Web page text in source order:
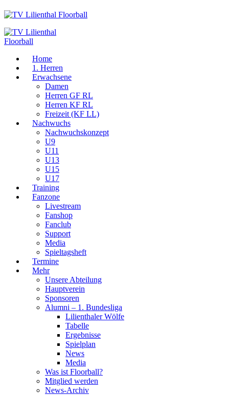
Home
1. Herren
Erwachsene
Damen
Herren GF RL
Herren KF RL
Freizeit (KF LL)
Nachwuchs
Nachwuchskonzept
U9
U11
U13
U15
U17
Training
Fanzone
Livestream
Fanshop
Fanclub
Support
Media
Spieltagsheft
Termine
Mehr
Unsere Abteilung
Hauptverein
Sponsoren
Alumni – 1. Bundesliga
Lilienthaler Wölfe
Tabelle
Ergebnisse
Spielplan
News
Media
Was ist Floorball?
Mitglied werden
News-Archiv